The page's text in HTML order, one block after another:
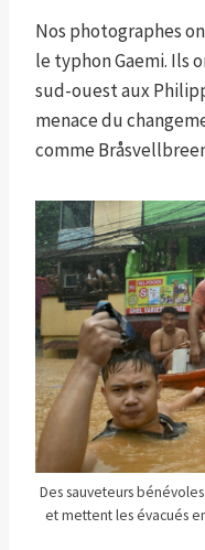
Nos photographes
le typhon Gaemi. Ils
sud-ouest aux
menace du
comme
Des sauveteurs
et mettent les évacués